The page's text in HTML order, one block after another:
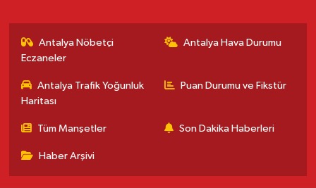
Antalya Nöbetçi
Eczaneler
Antalya Hava Durumu
Antalya Trafik Yoğunluk
Haritası
Puan Durumu ve Fikstür
Tüm Manşetler Son Dakika Haberleri
Haber Arşivi